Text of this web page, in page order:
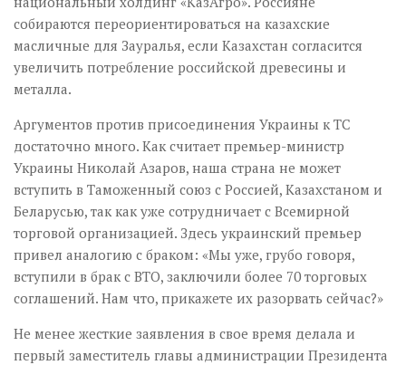
собираются переориентироваться на казахские
масличные для Зауралья, если Казахстан согласится
увеличить потребление российской древесины и
металла.
Аргументов против присоединения Украины к ТС
достаточно много. Как считает премьер-министр
Украины Николай Азаров, наша страна не может
вступить в Таможенный союз с Россией, Казахстаном и
Беларусью, так как уже сотрудничает с Всемирной
торговой организацией. Здесь украинский премьер
привел аналогию с браком: «Мы уже, грубо говоря,
вступили в брак с ВТО, заключили более 70 торговых
соглашений. Нам что, прикажете их разорвать сейчас?»
Не менее жесткие заявления в свое время делала и
первый заместитель главы администрации Президента